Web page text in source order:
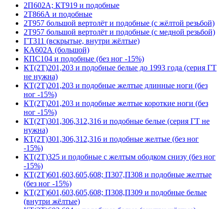
2П602А; КТ919 и подобные
2Т866А и подобные
2Т957 большой вертолёт и подобные (с жёлтой резьбой)
2Т957 большой вертолёт и подобные (с медной резьбой)
ГТ311 (вскрытые, внутри жёлтые)
КА602А (большой)
КПС104 и подобные (без ног -15%)
КТ(2Т)201,203 и подобные белые до 1993 года (серия ГТ
не нужна)
КТ(2Т)201,203 и подобные желтые длинные ноги (без
ног -15%)
КТ(2Т)201,203 и подобные желтые короткие ноги (без
ног -15%)
КТ(2Т)301,306,312,316 и подобные белые (серия ГТ не
нужна)
КТ(2Т)301,306,312,316 и подобные желтые (без ног
-15%)
КТ(2Т)325 и подобные с желтым ободком снизу (без ног
-15%)
КТ(2Т)601,603,605,608; П307,П308 и подобные желтые
(без ног -15%)
КТ(2Т)601,603,605,608; П308,П309 и подобные белые
(внутри жёлтые)